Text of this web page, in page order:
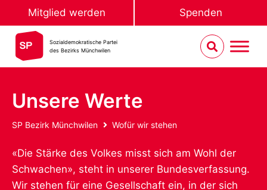
Mitglied werden Spenden
Sozialdemokratische Partei
des Bezirks Münchwilen
Unsere Werte
SP Bezirk Münchwilen Wofür wir stehen
«Die Stärke des Volkes misst sich am Wohl der
Schwachen», steht in unserer Bundesverfassung.
Wir stehen für eine Gesellschaft ein, in der sich